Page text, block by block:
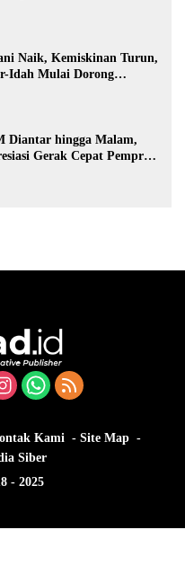
Naik, Kemiskinan Turun,
Idah Mulai Dorong
Diantar hingga Malam,
Gerak Cepat Pemprov
Kami
Site Map
Siber
- 2025